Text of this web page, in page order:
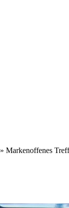
» Markenoffenes